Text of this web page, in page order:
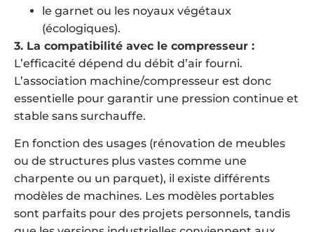
le garnet ou les noyaux végétaux
(écologiques).
3. La compatibilité avec le compresseur :
L’efficacité dépend du débit d’air fourni.
L’association machine/compresseur est donc
essentielle pour garantir une pression continue et
stable sans surchauffe.
En fonction des usages (rénovation de meubles
ou de structures plus vastes comme une
charpente ou un parquet), il existe différents
modèles de machines. Les modèles portables
sont parfaits pour des projets personnels, tandis